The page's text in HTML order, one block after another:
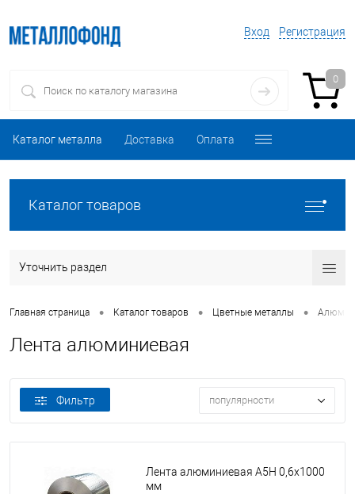
Вход Регистрация
0
Каталог металла Доставка Оплата
Каталог товаров
Уточнить раздел
Главная страница • Каталог товаров • Цветные металлы •
Лента алюминиевая
Фильтр популярности
Лента алюминиевая А5Н 0,6х1000
мм